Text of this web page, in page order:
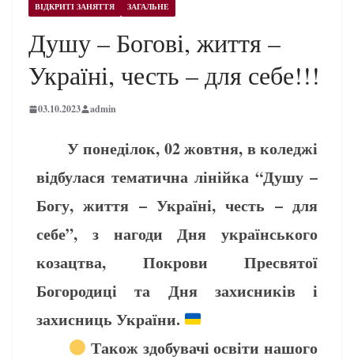
ВІДКРИТІ ЗАНЯТТЯ ЗАГАЛЬНЕ
Душу – Богові, життя –
Україні, честь – для себе!!!
03.10.2023 admin
У понеділок, 02 жовтня, в коледжі
відбулася тематична лінійка “Душу –
Богу, життя – Україні, честь – для
себе”, з нагоди Дня українського
козацтва, Покрови Пресвятої
Богородиці та Дня захисників і
захисниць України.
Також здобувачі освіти нашого